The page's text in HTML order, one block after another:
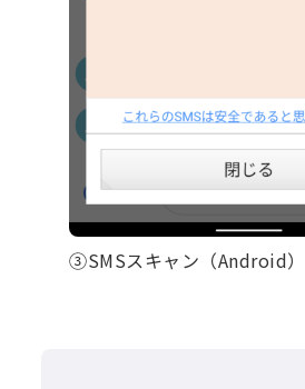
③SMSスキャン（Android）